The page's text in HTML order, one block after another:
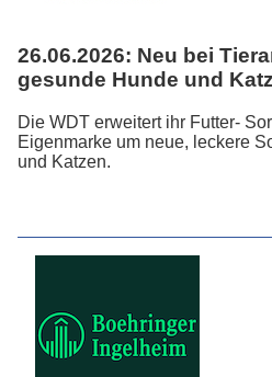
26.06.2026: Neu bei
gesunde Hunde und
Die WDT erweitert ihr Futter-
Eigenmarke um neue, leckere
und Katzen.